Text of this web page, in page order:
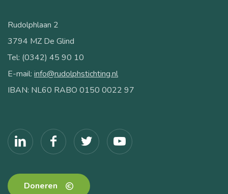
Rudolphlaan 2
3794 MZ De Glind
Tel: (0342) 45 90 10
E-mail: info@rudolphstichting.nl
IBAN: NL60 RABO 0150 0022 97
Doneren